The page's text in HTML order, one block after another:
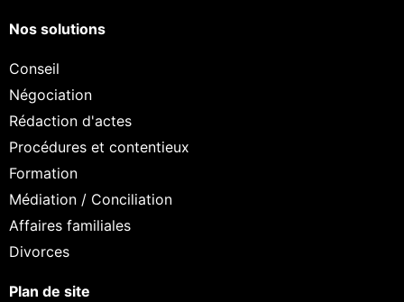
Nos solutions
Conseil
Négociation
Rédaction d'actes
Procédures et contentieux
Formation
Médiation / Conciliation
Affaires familiales
Divorces
Plan de site